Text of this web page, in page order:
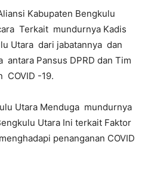
Kabupaten Bengkulu
Terkait mundurnya Kadis
Utara dari jabatannya dan
Pansus DPRD dan Tim
COVID -19.
Utara Menduga mundurnya
Utara Ini terkait Faktor
penanganan COVID